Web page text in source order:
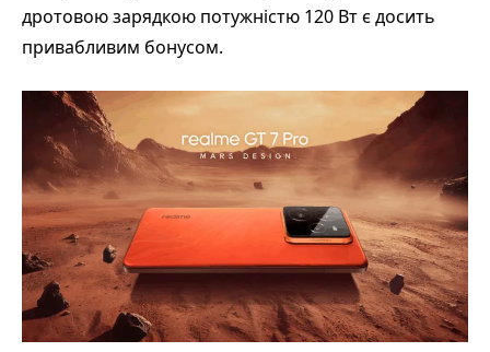
дротовою зарядкою потужністю 120 Вт є досить
привабливим бонусом.